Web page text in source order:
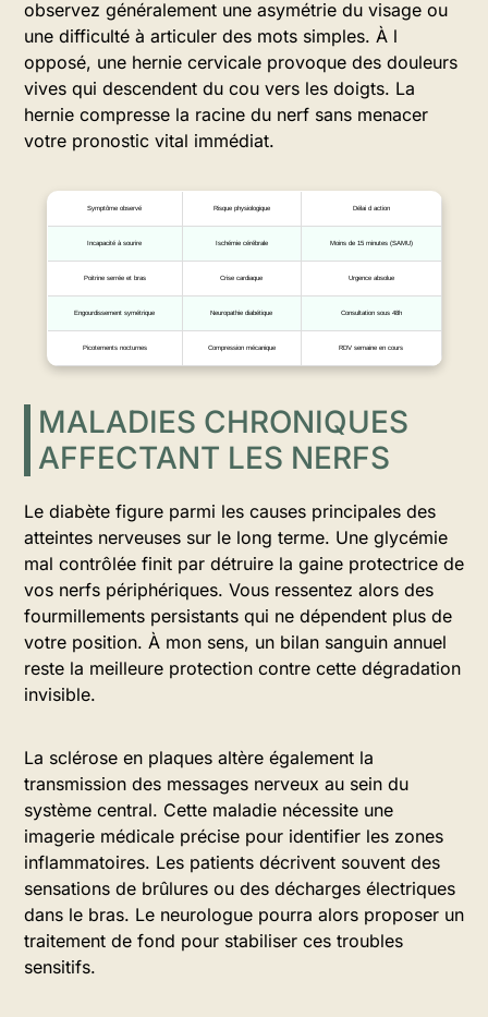
observez généralement une asymétrie du visage ou
une difficulté à articuler des mots simples. À l
opposé, une hernie cervicale provoque des douleurs
vives qui descendent du cou vers les doigts. La
hernie compresse la racine du nerf sans menacer
votre pronostic vital immédiat.
Symptôme observé Risque physiologique Délai d action
Incapacité à sourire Ischémie cérébrale Moins de 15 minutes (SAMU)
Poitrine serrée et bras Crise cardiaque Urgence absolue
Engourdissement symétrique Neuropathie diabétique Consultation sous 48h
Picotements nocturnes Compression mécanique RDV semaine en cours
MALADIES CHRONIQUES
AFFECTANT LES NERFS
Le diabète figure parmi les causes principales des
atteintes nerveuses sur le long terme. Une glycémie
mal contrôlée finit par détruire la gaine protectrice de
vos nerfs périphériques. Vous ressentez alors des
fourmillements persistants qui ne dépendent plus de
votre position. À mon sens, un bilan sanguin annuel
reste la meilleure protection contre cette dégradation
invisible.
La sclérose en plaques altère également la
transmission des messages nerveux au sein du
système central. Cette maladie nécessite une
imagerie médicale précise pour identifier les zones
inflammatoires. Les patients décrivent souvent des
sensations de brûlures ou des décharges électriques
dans le bras. Le neurologue pourra alors proposer un
traitement de fond pour stabiliser ces troubles
sensitifs.